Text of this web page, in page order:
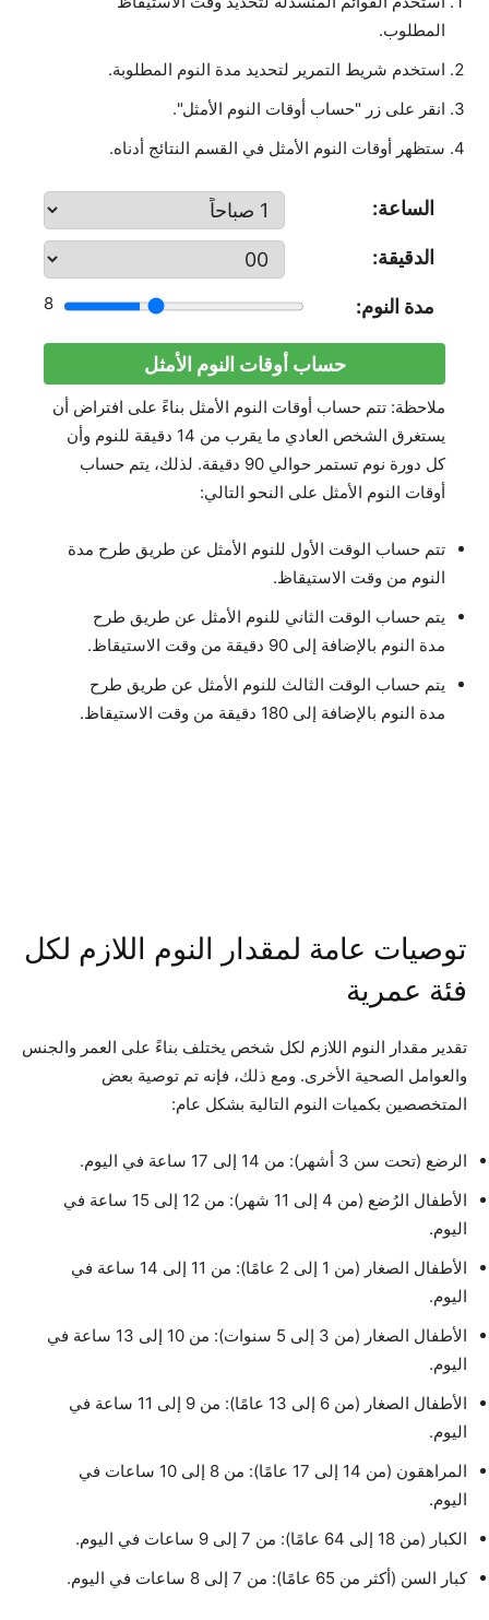
المطلوب.
استخدم شريط التمرير لتحديد مدة النوم المطلوبة.
انقر على زر "حساب أوقات النوم الأمثل".
ستظهر أوقات النوم الأمثل في القسم النتائج أدناه.
الساعة:
الدقيقة:
مدة النوم: 8
ملاحظة: تتم حساب أوقات النوم الأمثل بناءً على افتراض أن
يستغرق الشخص العادي ما يقرب من 14 دقيقة للنوم وأن
كل دورة نوم تستمر حوالي 90 دقيقة. لذلك، يتم حساب
أوقات النوم الأمثل على النحو التالي:
تتم حساب الوقت الأول للنوم الأمثل عن طريق طرح مدة
النوم من وقت الاستيقاظ.
يتم حساب الوقت الثاني للنوم الأمثل عن طريق طرح
مدة النوم بالإضافة إلى 90 دقيقة من وقت الاستيقاظ.
يتم حساب الوقت الثالث للنوم الأمثل عن طريق طرح
مدة النوم بالإضافة إلى 180 دقيقة من وقت الاستيقاظ.
توصيات عامة لمقدار النوم اللازم لكل
فئة عمرية
تقدير مقدار النوم اللازم لكل شخص يختلف بناءً على العمر والجنس
والعوامل الصحية الأخرى. ومع ذلك، فإنه تم توصية بعض
المتخصصين بكميات النوم التالية بشكل عام:
الرضع (تحت سن 3 أشهر): من 14 إلى 17 ساعة في اليوم.
الأطفال الرُضع (من 4 إلى 11 شهر): من 12 إلى 15 ساعة في
اليوم.
الأطفال الصغار (من 1 إلى 2 عامًا): من 11 إلى 14 ساعة في
اليوم.
الأطفال الصغار (من 3 إلى 5 سنوات): من 10 إلى 13 ساعة في
اليوم.
الأطفال الصغار (من 6 إلى 13 عامًا): من 9 إلى 11 ساعة في
اليوم.
المراهقون (من 14 إلى 17 عامًا): من 8 إلى 10 ساعات في
اليوم.
الكبار (من 18 إلى 64 عامًا): من 7 إلى 9 ساعات في اليوم.
كبار السن (أكثر من 65 عامًا): من 7 إلى 8 ساعات في اليوم.